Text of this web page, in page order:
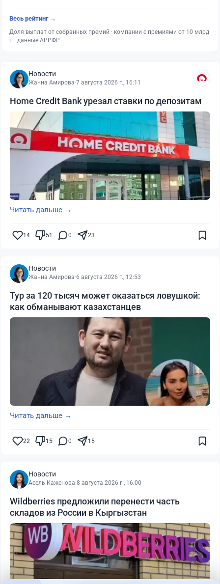
Весь рейтинг →
Доля выплат от собранных премий · компании с премиями от 10 млрд
₸ · данные АРРФР
Новости
Жанна Амирова·7 августа 2026 г., 16:11
Home Credit Bank урезал ставки по депозитам
Читать дальше →
14 51 0 23
Новости
Жанна Амирова·6 августа 2026 г., 12:53
Тур за 120 тысяч может оказаться ловушкой:
как обманывают казахстанцев
Читать дальше →
22 15 0 15
Новости
Асель Каженова·8 августа 2026 г., 16:00
Wildberries предложили перенести часть
складов из России в Кыргызстан